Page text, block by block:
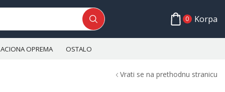
0 Korpa
OPREMA OSTALO
Vrati se na prethodnu stranicu